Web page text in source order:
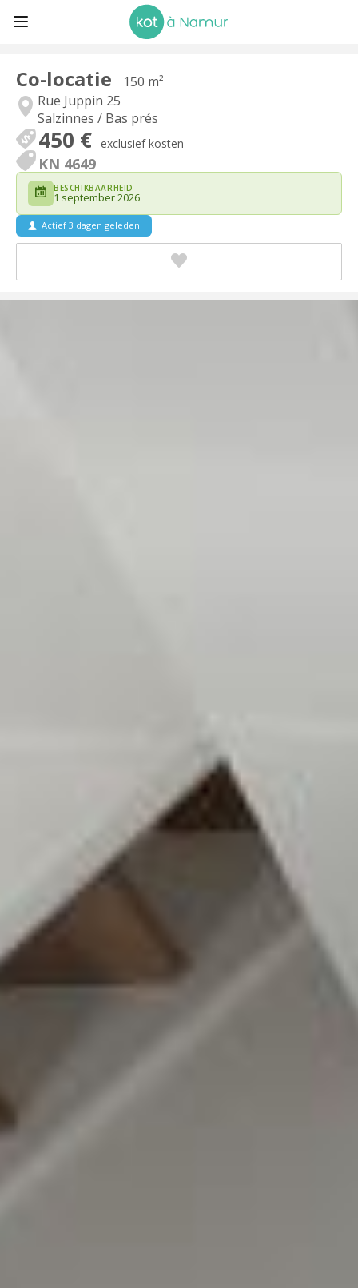
Co-locatie
150 m²
Rue Juppin 25
Salzinnes / Bas prés
450 € exclusief kosten
KN 4649
BESCHIKBAARHEID
1 september 2026
Actief 3 dagen geleden